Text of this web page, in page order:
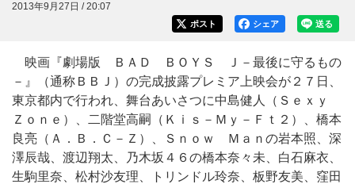
2013年9月27日 / 20:07
送る
シェア
ポスト
映画『劇場版 ＢＡＤ ＢＯＹＳ Ｊ－最後に守るもの
－』（通称ＢＢＪ）の完成披露プレミア上映会が２７日、
東京都内で行われ、舞台あいさつに中島健人（Ｓｅｘｙ
Ｚｏｎｅ）、二階堂高嗣（Ｋｉｓ－Ｍｙ－Ｆｔ２）、橋本
良亮（Ａ．Ｂ．Ｃ－Ｚ）、Ｓｎｏｗ Ｍａｎの岩本照、深
澤辰哉、渡辺翔太、乃木坂４６の橋本奈々未、白石麻衣、
生駒里奈、松村沙友理、トリンドル玲奈、板野友美、窪田